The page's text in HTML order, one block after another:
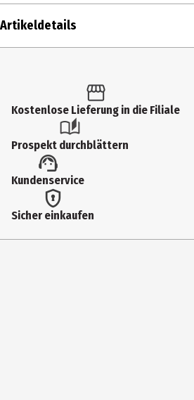
Artikeldetails
Produkttyp
Sammelkarten
Altersempfehlung ab
6 Jahre
Artikelnummer des Herstellers
Kostenlose Lieferung in die Filiale
Prospekt durchblättern
Kundenservice
Sicher einkaufen